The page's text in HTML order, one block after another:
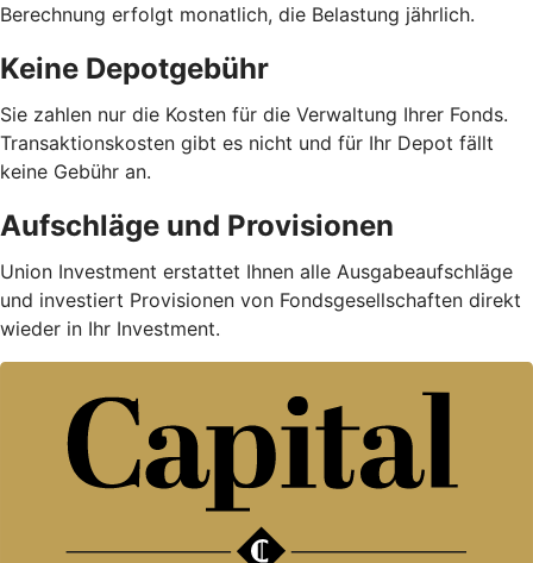
Berechnung erfolgt monatlich, die Belastung jährlich.
Keine Depotgebühr
Sie zahlen nur die Kosten für die Verwaltung Ihrer Fonds.
Trans­aktions­kosten gibt es nicht und für Ihr Depot fällt
keine Gebühr an.
Aufschläge und Provisionen
Union Investment erstattet Ihnen alle Ausgabe­auf­schläge
und investiert Provisionen von Fondsgesellschaften direkt
wieder in Ihr Investment.